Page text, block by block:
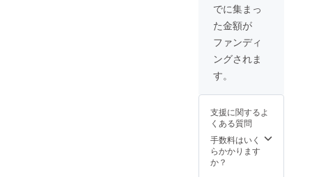
でに集まっ
た金額が
ファンディ
ングされま
す。
支援に関するよ
くある質問
手数料はいく
らかかります
か？